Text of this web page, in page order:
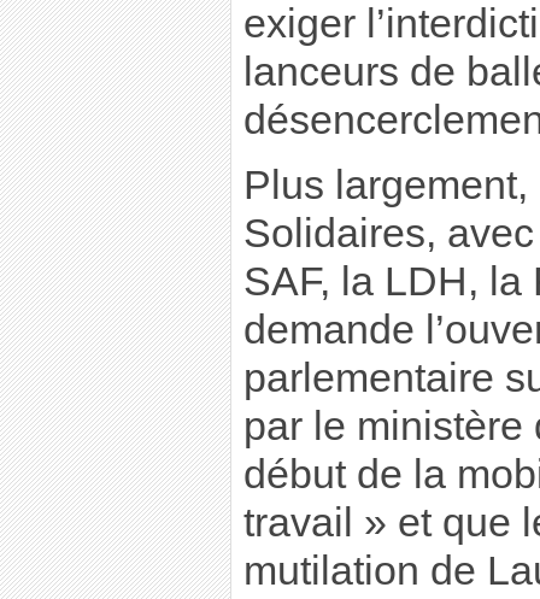
exiger
lanceurs de
Plus largement,
Solidaires,
SAF, la LDH, la
demande
parlementaire
par le ministère
début de la
travail » et que
mutilation de